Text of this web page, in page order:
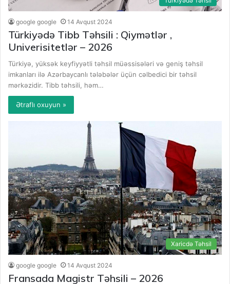
google google 14 Avqust 2024
Türkiyədə Tibb Təhsili : Qiymətlər ,
Univerisitetlər – 2026
Türkiyə, yüksək keyfiyyətli təhsil müəssisələri və geniş təhsil
imkanları ilə Azərbaycanlı tələbələr üçün cəlbedici bir təhsil
mərkəzidir. Tibb təhsili, həm…
Ətraflı oxuyun »
Xaricdə Təhsil
google google 14 Avqust 2024
Fransada Magistr Təhsili – 2026